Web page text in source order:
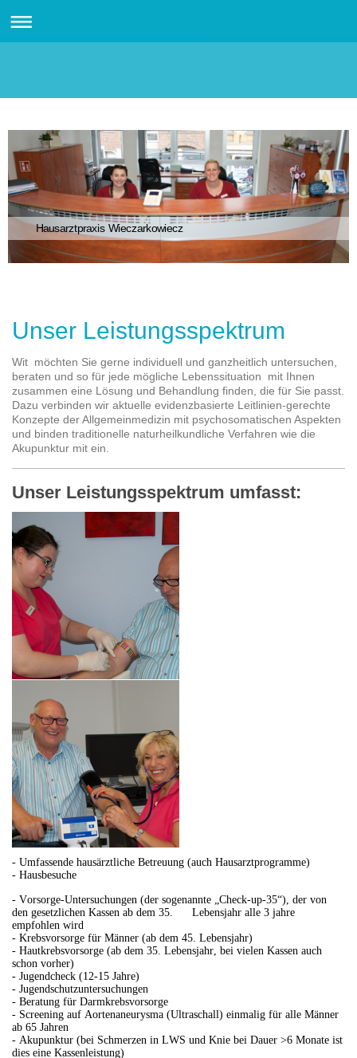
Hausarztpraxis Wieczarkowiecz
Unser Leistungsspektrum
Wit möchten Sie gerne individuell und ganzheitlich untersuchen,
beraten und so für jede mögliche Lebenssituation mit Ihnen
zusammen eine Lösung und Behandlung finden, die für Sie passt.
Dazu verbinden wir aktuelle evidenzbasierte Leitlinien-gerechte
Konzepte der Allgemeinmedizin mit psychosomatischen Aspekten
und binden traditionelle naturheilkundliche Verfahren wie die
Akupunktur mit ein.
Unser Leistungsspektrum umfasst:
- Umfassende hausärztliche Betreuung (auch Hausarztprogramme)
- Hausbesuche
- Vorsorge-Untersuchungen (der sogenannte „Check-up-35“), der von
den gesetzlichen Kassen ab dem 35. Lebensjahr alle 3 jahre
empfohlen wird
- Krebsvorsorge für Männer (ab dem 45. Lebensjahr)
- Hautkrebsvorsorge (ab dem 35. Lebensjahr, bei vielen Kassen auch
schon vorher)
- Jugendcheck (12-15 Jahre)
- Jugendschutzuntersuchungen
- Beratung für Darmkrebsvorsorge
- Screening auf Aortenaneurysma (Ultraschall) einmalig für alle Männer
ab 65 Jahren
- Akupunktur (bei Schmerzen in LWS und Knie bei Dauer >6 Monate ist
dies eine Kassenleistung)